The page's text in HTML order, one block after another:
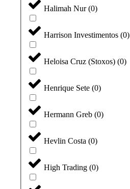
Halimah Nur(0)
Harrison Investimentos (0)
Heloisa Cruz (Stoxos) (0)
Henrique Sete (0)
Hermann Greb (0)
Hevlin Costa (0)
High Trading (0)